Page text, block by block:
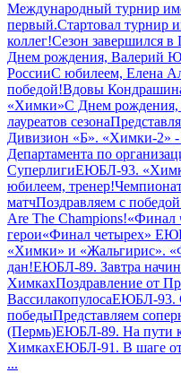
Международный турнир
первый.Стартовал турнир
коллег!Сезон завершился в
Днем рождения, Валерий
РоссииС юбилеем, Елена
победой!Вдовы
«Химки»С Днем рождения,
лауреатов сезона
Дивизион «Б». «Химки-2» -
Департамента по
СуперлигиЕЮБЛ-93.
юбилеем, тренер!
матчПоздравляем с
Are The Champions!«Финал
герои«Финал четырех»
«Химки» и «Жальгирис».
дан!ЕЮБЛ-89. Завтра
ХимкахПоздравление от
ВассилакопулосаЕЮБЛ-93.
победыПредставляем
(Пермь)ЕЮБЛ-89. На пути
ХимкахЕЮБЛ-91. В шаге от
...